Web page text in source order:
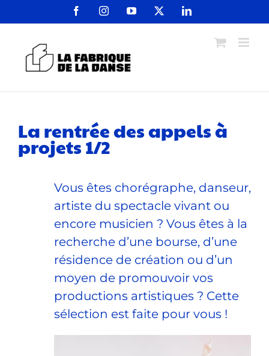
FacebookInstagramYouTube LinkedIn
La rentrée des appels à
projets 1/2
Vous êtes chorégraphe, danseur,
artiste du spectacle vivant ou
encore musicien ? Vous êtes à la
recherche d’une bourse, d’une
résidence de création ou d’un
moyen de promouvoir vos
productions artistiques ? Cette
sélection est faite pour vous !